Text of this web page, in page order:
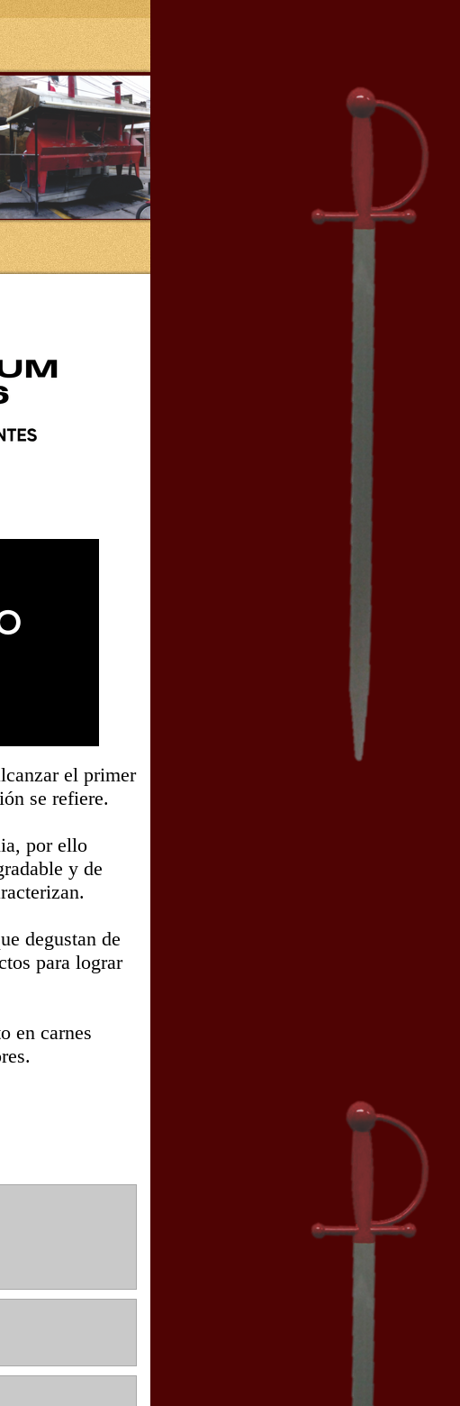
el primer
se refiere.
por ello
y de
degustan de
para lograr
en carnes